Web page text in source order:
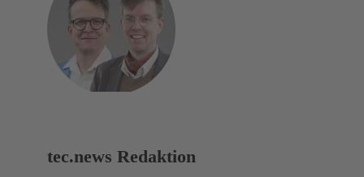
tec.news Redaktion